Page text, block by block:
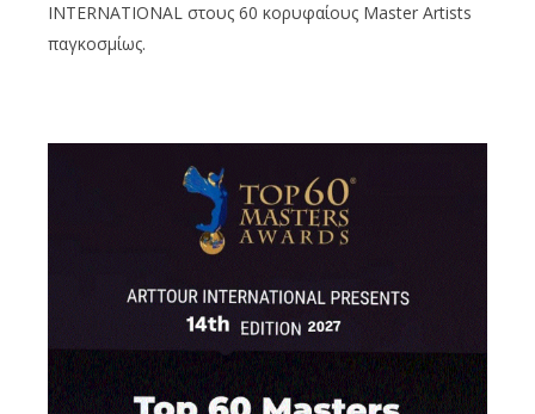
INTERNATIONAL στους 60 κορυφαίους Master Artists
παγκοσμίως.